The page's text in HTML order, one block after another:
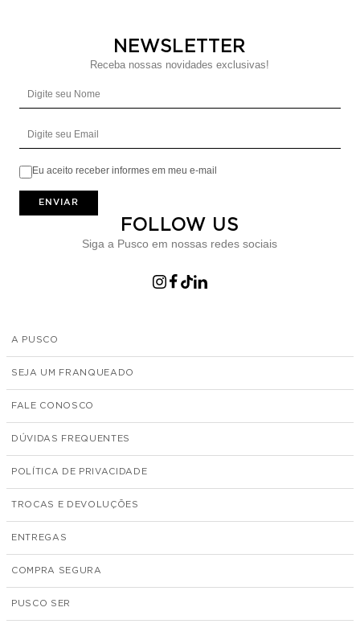
NEWSLETTER
Receba nossas novidades exclusivas!
Eu aceito receber informes em meu e-mail
ENVIAR
FOLLOW US
Siga a Pusco em nossas redes sociais
A PUSCO
SEJA UM FRANQUEADO
FALE CONOSCO
DÚVIDAS FREQUENTES
POLÍTICA DE PRIVACIDADE
TROCAS E DEVOLUÇÕES
ENTREGAS
COMPRA SEGURA
PUSCO SER